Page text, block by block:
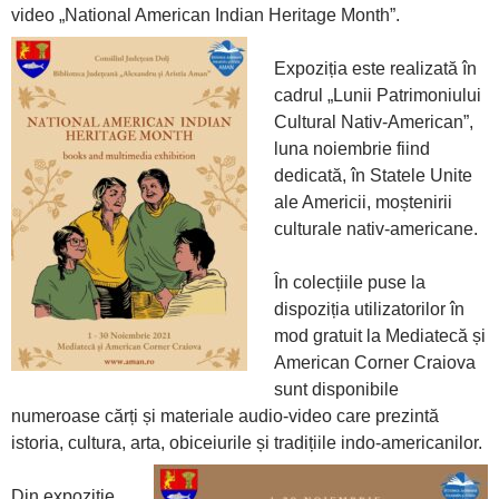
video „National American Indian Heritage Month”.
Expoziția este realizată în
cadrul „Lunii Patrimoniului
Cultural Nativ-American”,
luna noiembrie fiind
dedicată, în Statele Unite
ale Americii, moștenirii
culturale nativ-americane.
În colecțiile puse la
dispoziția utilizatorilor în
mod gratuit la Mediatecă și
American Corner Craiova
sunt disponibile
numeroase cărți și materiale audio-video care prezintă
istoria, cultura, arta, obiceiurile și tradițiile indo-americanilor.